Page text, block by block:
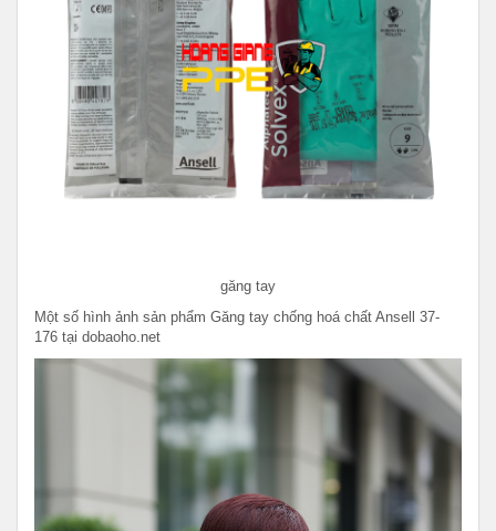
găng tay
Một số hình ảnh sản phẩm Găng tay chống hoá chất Ansell 37-
176 tại dobaoho.net